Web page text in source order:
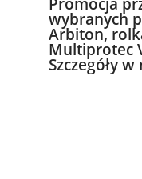
wybranych
Arbiton,
Multiprotec
Szczegóły